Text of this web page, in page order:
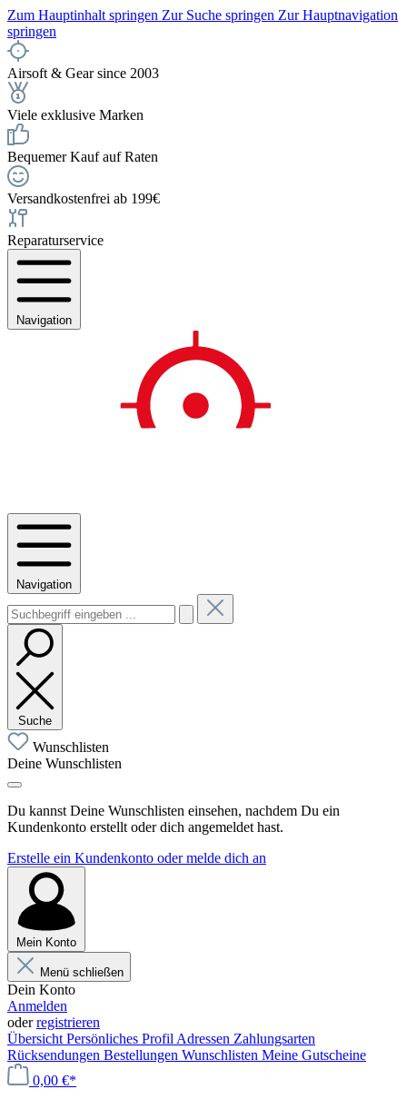
Zum Hauptinhalt springen Zur Suche springen Zur Hauptnavigation
springen
Airsoft & Gear since 2003
Viele exklusive Marken
Bequemer Kauf auf Raten
Versandkostenfrei ab 199€
Reparaturservice
Navigation
Navigation
Suche
Wunschlisten
Deine Wunschlisten
Du kannst Deine Wunschlisten einsehen, nachdem Du ein
Kundenkonto erstellt oder dich angemeldet hast.
Erstelle ein Kundenkonto oder melde dich an
Mein Konto
Menü schließen
Dein Konto
Anmelden
oderregistrieren
Übersicht Persönliches Profil Adressen Zahlungsarten
Rücksendungen Bestellungen Wunschlisten Meine Gutscheine
0,00 €*